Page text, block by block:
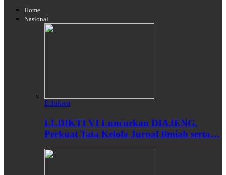
Home
Nasional
Edukasi
LLDIKTI VI Luncurkan DIAJENG,
Perkuat Tata Kelola Jurnal Ilmiah serta…